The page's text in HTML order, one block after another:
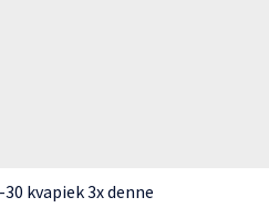
kvapiek 3x denne